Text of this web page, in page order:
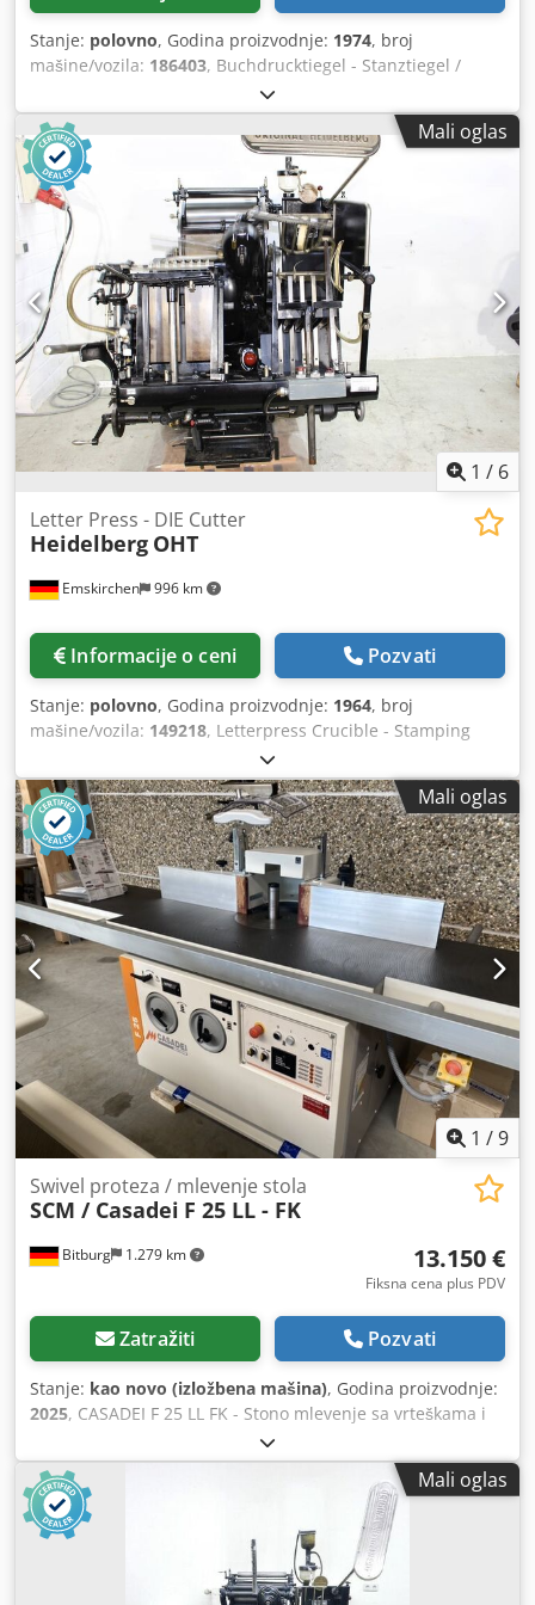
strani štampača vam omogućavaju da nadgledate PR [...]
Stanje: polovno, Godina proizvodnje: 1974, broj
mašine/vozila: 186403, Buchdrucktiegel - Stanztiegel /
Letter Press Tiegel - DIE Cutter Heidelberg OHT Godina
1974 - Serijalni br. 186 403 N Veličina min.: 40 k 70mm -
maks. 260 k 380mm Brzina min.: 2.200 sph - maks. 5.500
sph Cjdsh Eg Tbepfx Amusrf Standardna potjera: 260 k
340mm Skeleton chase: 260 k 350mm Zajedno sa alatima i
priborom uključuju okvir Online video inspekcija preko
Skipe-Video Bili bismo veoma zadovoljni Vašom posetom -
više mašina na lageru Dostupno odmah - može se
pregledati Na lageru Emskirchen / Nürnberg - Može se
testirati
Mali oglas
1 / 6
Emskirchen 996 km
Letter Press - DIE Cutter
Heidelberg OHT
Informacije o ceni Pozvati
Stanje: polovno, Godina proizvodnje: 1964, broj
mašine/vozila: 149218, Letterpress Crucible - Stamping
Crucible / Letter Press Crucible - DIE Cutter Heidelberg
OHTIear 1964 - Serial-No. 149218 N Veličina min.: 40 k
70mm - maks. 260 k 380mm Brzina min.: 2.200 sph - maks.
5.500 sph Standardna potjera: 260 k 340mm Skeleton
chase: 260 k 350mmU kompletu sa alatima i priborom
uključuju okvir Online video inspekcija preko Skipe-Video
Crodpfx Aoh Eg Tfsmujf Bili bismo veoma zadovoljni Vašom
posetom - više mašina na lageru Dostupno odmah - može
se pregledati Na lageru Emskirchen / Nürnberg - Može se
testirati
Mali oglas
1 /9
Bitburg 1.279 km
Swivel proteza / mlevenje stola
SCM / Casadei F 25 LL - FK
13.150 €
Fiksna cena plus PDV
Zatražiti Pozvati
Stanje: kao novo (izložbena mašina), Godina proizvodnje:
2025, CASADEI F 25 LL FK - Stono mlevenje sa vrteškama i
ekstenzijama za stolove Benchtop milling with swivelling
milling spindle from -45° to +45° Čvrsta konstrukcija
gvozdenog čelika Dinamički izbalansirana jedinica
mlevenja usidrena na radnom stolu Posebno robusna
konstrukcija Glatko trčanje zbog preciznih jedinica i velike
mrtve težine Crsdsdqzcxepfx Amuof Standardno sa
rotacijom desno-levom i elektronskom blokadom prilikom
Mali oglas